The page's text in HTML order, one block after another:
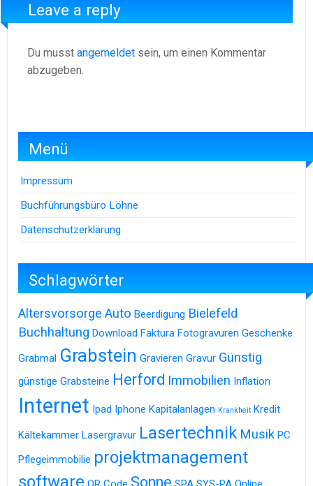
Leave a reply
Du musst angemeldet sein, um einen Kommentar
abzugeben.
Menü
Impressum
Buchführungsbüro Löhne
Datenschutzerklärung
Schlagwörter
Altersvorsorge Auto Beerdigung Bielefeld
Buchhaltung Download Faktura Fotogravuren Geschenke
Grabmal Grabstein Gravieren Gravur Günstig
günstige Grabsteine Herford Immobilien Inflation
Internet Ipad Iphone Kapitalanlagen Krankheit Kredit
Kältekammer Lasergravur Lasertechnik Musik PC
Pflegeimmobilie projektmanagement
software
Sonne